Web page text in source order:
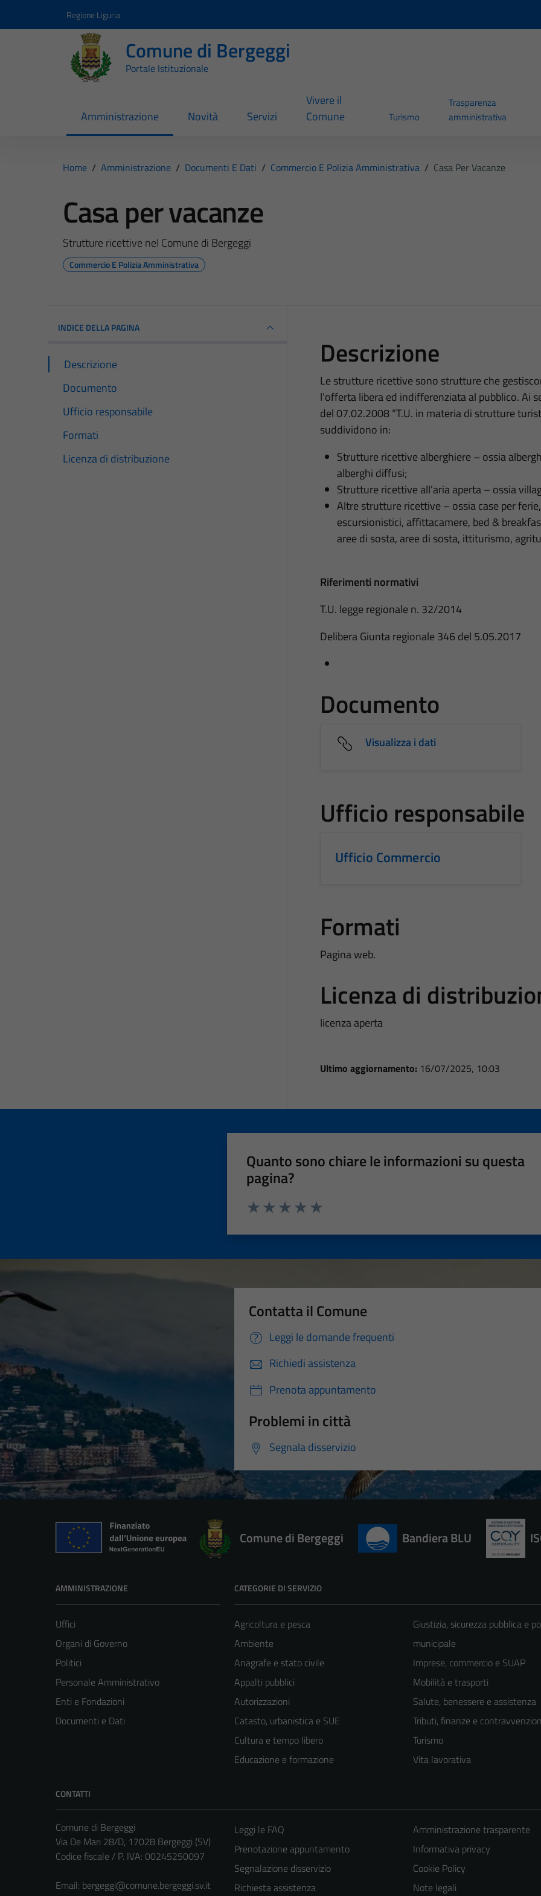
Regione Liguria
Comune di Bergeggi
Portale Istituzionale
Amministrazione Novità Servizi
Vivere il
Comune
Turismo
Trasparenza
amministrativa
Home / Amministrazione / Documenti E Dati / Commercio E Polizia Amministrativa / Casa Per Vacanze
Casa per vacanze
Strutture ricettive nel Comune di Bergeggi
Commercio E Polizia Amministrativa
INDICE DELLA PAGINA
Descrizione
Documento
Ufficio responsabile
Formati
Licenza di distribuzione
Descrizione
Le strutture ricettive sono strutture che
l’offerta libera ed indifferenziata al pubblico. Ai
del 07.02.2008 “T.U. in materia di strutture
suddividono in:
Strutture ricettive alberghiere – ossia
alberghi diffusi;
Strutture ricettive all’aria aperta – ossia
Altre strutture ricettive – ossia case per
escursionistici, affittacamere, bed &
aree di sosta, aree di sosta, ittiturismo,
Riferimenti normativi
T.U. legge regionale n. 32/2014
Delibera Giunta regionale 346 del 5.05.2017
Documento
Visualizza i dati
Ufficio responsabile
Ufficio Commercio
Formati
Pagina web.
Licenza di
licenza aperta
Ultimo aggiornamento: 16/07/2025, 10:03
Quanto sono chiare le informazioni su questa
pagina?
Contatta il Comune
Leggi le domande frequenti
Richiedi assistenza
Prenota appuntamento
Problemi in città
Segnala disservizio
Comune di Bergeggi Bandiera BLU
AMMINISTRAZIONE
Uffici
Organi di Governo
Politici
Personale Amministrativo
Enti e Fondazioni
Documenti e Dati
CATEGORIE DI SERVIZIO
Agricoltura e pesca
Ambiente
Anagrafe e stato civile
Appalti pubblici
Autorizzazioni
Catasto, urbanistica e SUE
Cultura e tempo libero
Educazione e formazione
Giustizia, sicurezza pubblica e
municipale
Imprese, commercio e SUAP
Mobilità e trasporti
Salute, benessere e assistenza
Tributi, finanze e
Turismo
Vita lavorativa
CONTATTI
Comune di Bergeggi
Via De Mari 28/D, 17028 Bergeggi (SV)
Codice fiscale / P. IVA: 00245250097
Email: bergeggi@comune.bergeggi.sv.it
Leggi le FAQ
Prenotazione appuntamento
Segnalazione disservizio
Richiesta assistenza
Amministrazione trasparente
Informativa privacy
Cookie Policy
Note legali